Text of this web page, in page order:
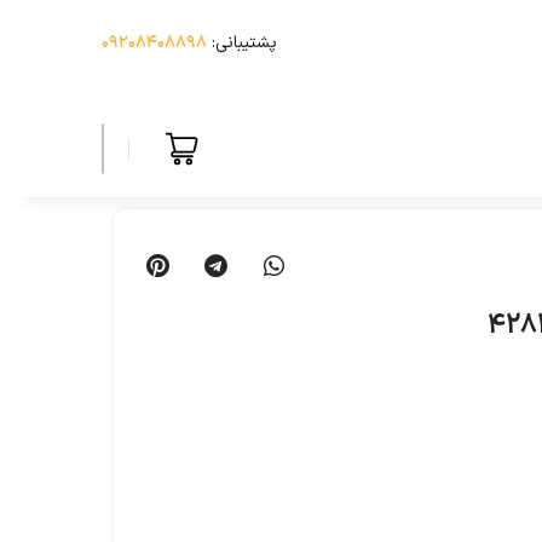
پشتیبانی:۰۹۲۰۸۴۰۸۸۹۸